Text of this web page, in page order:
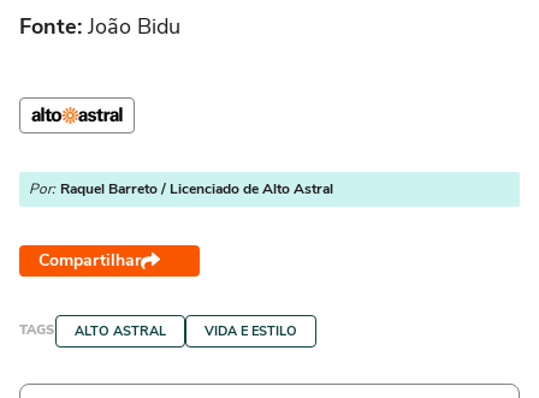
Fonte: João Bidu
Por: Raquel Barreto / Licenciado de Alto Astral
Compartilhar
TAGS ALTO ASTRAL VIDA E ESTILO